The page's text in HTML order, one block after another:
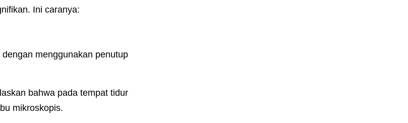
Ini caranya:
menggunakan penutup
bahwa pada tempat tidur
mikroskopis.